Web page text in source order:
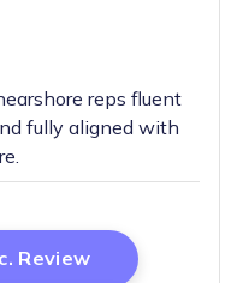
reps fluent
fully aligned with
ReviewOpens New